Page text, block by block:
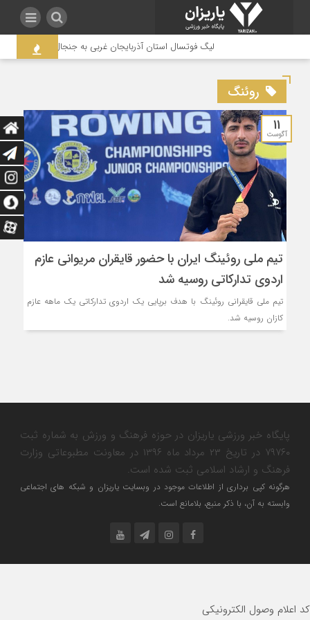
لیگ فوتسال استان آذربایجان غربی به جنجال کشیده شد /
روئنگ
11
آگوست
تیم ملی روئینگ ایران با حضور قایقران مریوانی عازم
اردوی تدارکاتی روسیه شد
تیم ملی قایقرانی روئینگ با هدف برپایی یک ار‌دوی تدارکاتی یک ماهه عازم
کازان روسیه شد.
پایگاه خبر ورزشی یاریزان در حوزه فرهنگ و ورزش به شماره ثبت
۷۹۷۶۰ در تاریخ ۲۳ مرداد ماه ۱۳۹۶ در معاونت مطبوعاتی وزارت
فرهنگ و ارشاد اسلامی ثبت شده است.
هرگونه کپی برداری از اطلاعات موجود در وبسایت یاریزان و شبکه های اجتماعی
وابسته به آن، با ذکر منبع، بلامانع است.
کد اعلام وصول الکترونیکی